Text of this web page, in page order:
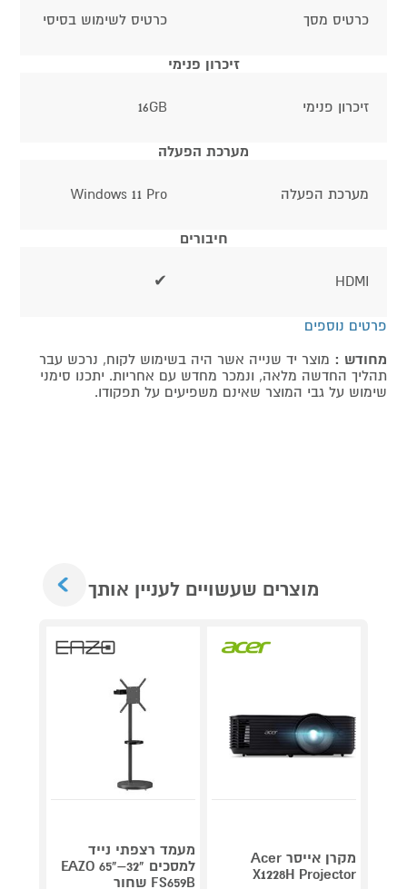
כרטיס מסך כרטיס לשימוש בסיסי
זיכרון פנימי
זיכרון פנימי 16GB
מערכת הפעלה
מערכת הפעלה Windows 11 Pro
חיבורים
HDMI
✔
פרטים נוספים
מחודש : מוצר יד שנייה אשר היה בשימוש לקוח, נרכש עבר
תהליך החדשה מלאה, ונמכר מחדש עם אחריות. יתכנו סימני
שימוש על גבי המוצר שאינם משפיעים על תפקודו.
מוצרים שעשויים לעניין אותך
מקרן אייסר Acer
X1228H Projector
מעמד רצפתי נייד
למסכים "32–"65 EAZO
FS659B שחור